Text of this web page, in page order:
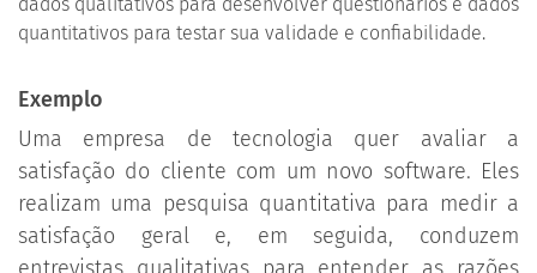
quantitativos para testar sua validade e confiabilidade.
Exemplo
Uma empresa de tecnologia quer avaliar a
satisfação do cliente com um novo software. Eles
realizam uma pesquisa quantitativa para medir a
satisfação geral e, em seguida, conduzem